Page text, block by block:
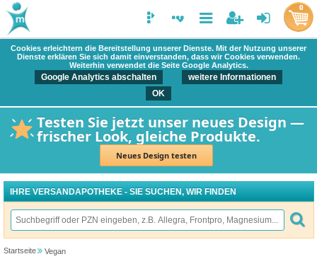
Cookies erleichtern die Bereitstellung unserer Dienste. Mit der Nutzung unserer
Dienste erklären Sie sich damit einverstanden, dass wir Cookies verwenden.
Weiterhin verwendet die Seite Google Analytics.
Google Analytics abschalten
weitere Informationen
OK
Testen Sie jetzt unser neues Design —
frischer Look, gleiche Produkte.
Neues Design testen
0
IHRE VERSANDAPOTHEKE - SIE SUCHEN, WIR FINDEN
Startseite Vegan